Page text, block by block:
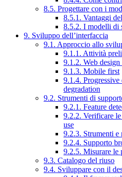
8.5. Progettare con i
8.5.1. Vantaggi
8.5.2. I modelli di
9. Sviluppo dell’interfaccia
9.1. Approccio allo
9.1.1. Attività
9.1.2. Web design
9.1.3. Mobile first
9.1.4. Progressive
degradation
9.2. Strumenti di
9.2.1. Feature
9.2.2. Verificare
use
9.2.3. Strumenti e
9.2.4. Supporto
9.2.5. Misurare le
9.3. Catalogo del riuso
9.4. Sviluppare con il